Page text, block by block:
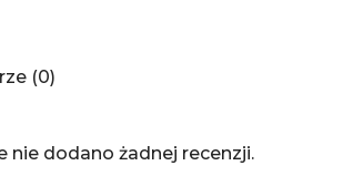
(0)
nie dodano żadnej recenzji.